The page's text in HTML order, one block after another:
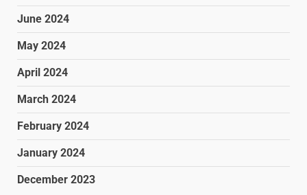
June 2024
May 2024
April 2024
March 2024
February 2024
January 2024
December 2023